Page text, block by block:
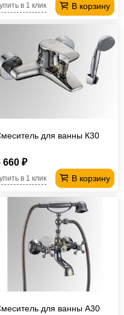
В корзину
в 1 клик
для ванны К30
660 ₽
В корзину
в 1 клик
для ванны А30